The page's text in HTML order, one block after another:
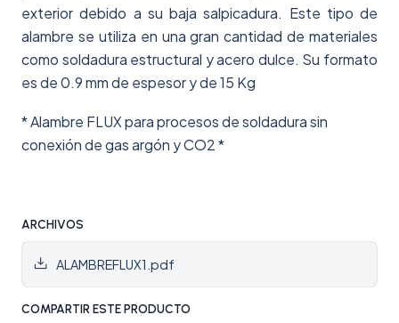
exterior debido a su baja salpicadura. Este tipo de
alambre se utiliza en una gran cantidad de materiales
como soldadura estructural y acero dulce. Su formato
es de 0.9 mm de espesor y de 15 Kg
* Alambre FLUX para procesos de soldadura sin
conexión de gas argón y CO2 *
ARCHIVOS
ALAMBREFLUX1.pdf
COMPARTIR ESTE PRODUCTO